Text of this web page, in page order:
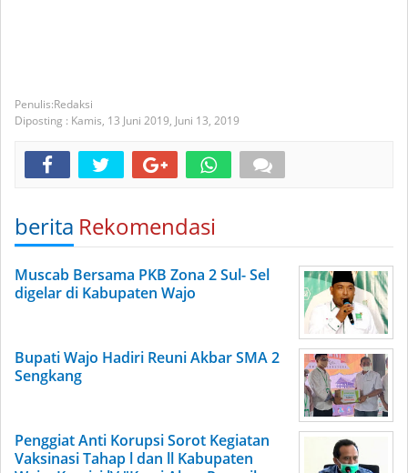
Redaksi
Diposting : Kamis, 13 Juni 2019, Juni 13, 2019
berita Rekomendasi
Muscab Bersama PKB Zona 2 Sul- Sel
digelar di Kabupaten Wajo
Bupati Wajo Hadiri Reuni Akbar SMA 2
Sengkang
Penggiat Anti Korupsi Sorot Kegiatan
Vaksinasi Tahap l dan ll Kabupaten